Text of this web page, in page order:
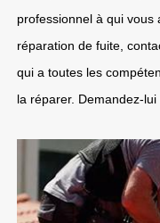
professionnel à qui vous
réparation de fuite,
qui a toutes les
la réparer. Demandez-lui